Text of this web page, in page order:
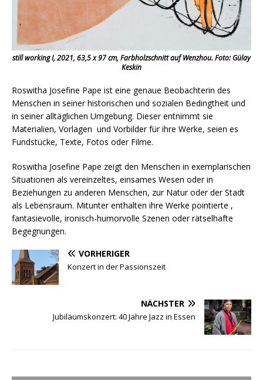
still working I, 2021, 63,5 x 97 cm, Farbholzschnitt auf Wenzhou. Foto: Gülay
Keskin
Roswitha Josefine Pape ist eine genaue Beobachterin des
Menschen in seiner historischen und sozialen Bedingtheit und
in seiner alltäglichen Umgebung. Dieser entnimmt sie
Materialien, Vorlagen und Vorbilder für ihre Werke, seien es
Fundstücke, Texte, Fotos oder Filme.
Roswitha Josefine Pape zeigt den Menschen in exemplarischen
Situationen als vereinzeltes, einsames Wesen oder in
Beziehungen zu anderen Menschen, zur Natur oder der Stadt
als Lebensraum. Mitunter enthalten ihre Werke pointierte ,
fantasievolle, ironisch-humorvolle Szenen oder rätselhafte
Begegnungen.
VORHERIGER
Konzert in der Passionszeit
NÄCHSTER
Jubiläumskonzert: 40 Jahre Jazz in Essen